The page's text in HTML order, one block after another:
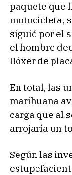
paquete que
motocicleta;
siguió por el
el hombre
Bóxer de
En total, las
marihuana
carga que al
arrojaría un
Según las